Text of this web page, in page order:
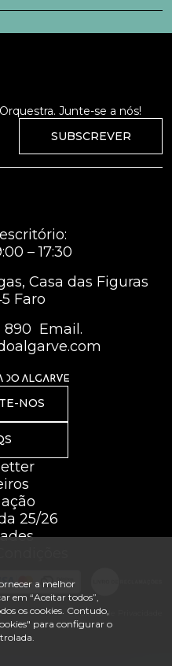
a melhor
em “Aceitar todos”,
os cookies. Contudo,
para configurar o
Junte-se a nós!
SUBSCREVER
– 17:30
Casa das Figuras
Faro
890 Email.
NOS
25/26
Política de Privacidade